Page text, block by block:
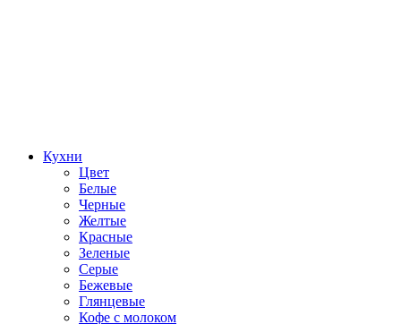
Кухни
Цвет
Белые
Черные
Желтые
Красные
Зеленые
Серые
Бежевые
Глянцевые
Кофе с молоком